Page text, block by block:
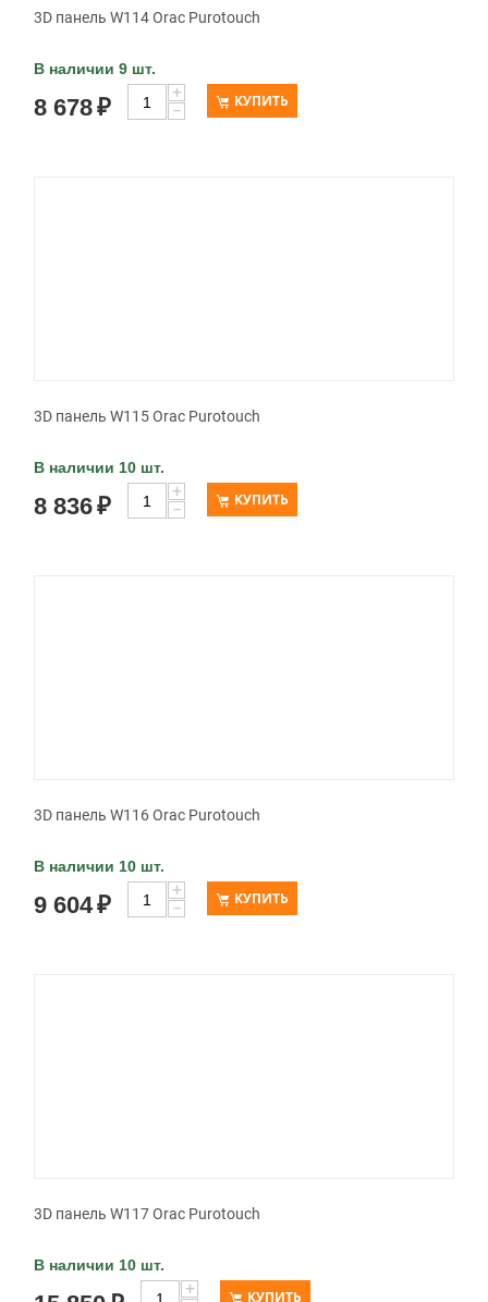
3D панель W114 Orac Purotouch
В наличии 9 шт.
8 678₽
+
−
КУПИТЬ
3D панель W115 Orac Purotouch
В наличии 10 шт.
8 836₽
+
−
КУПИТЬ
3D панель W116 Orac Purotouch
В наличии 10 шт.
9 604₽
+
−
КУПИТЬ
3D панель W117 Orac Purotouch
В наличии 10 шт.
+
КУПИТЬ